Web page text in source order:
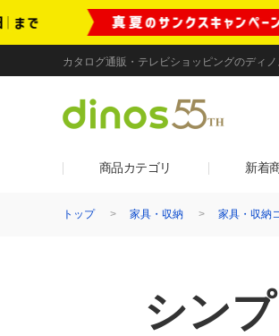
カタログ通販・テレビショッピングのディ
商品カテゴリ 新着
トップ 家具・収納 家具・収納
シン